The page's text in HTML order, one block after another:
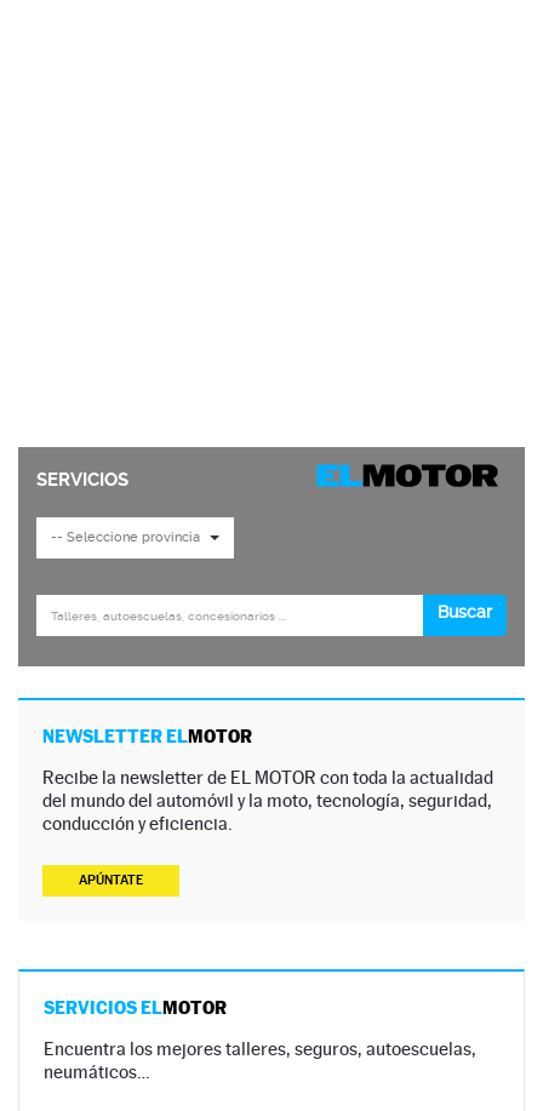
NEWSLETTER ELMOTOR
Recibe la newsletter de EL MOTOR con toda la actualidad
del mundo del automóvil y la moto, tecnología, seguridad,
conducción y eficiencia.
APÚNTATE
SERVICIOS ELMOTOR
Encuentra los mejores talleres, seguros, autoescuelas,
neumáticos…